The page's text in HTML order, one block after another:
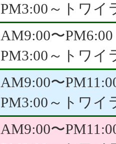
PM3:00～トワイ
AM9:00〜PM6:00
PM3:00～トワイ
AM9:00〜
PM3:00～トワイ
AM9:00〜